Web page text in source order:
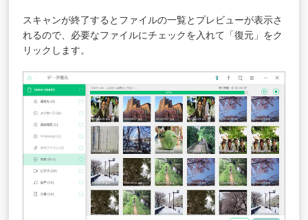
スキャンが終了するとファイルの一覧とプレビューが表示さ
れるので、必要なファイルにチェックを入れて「復元」をク
リックします。